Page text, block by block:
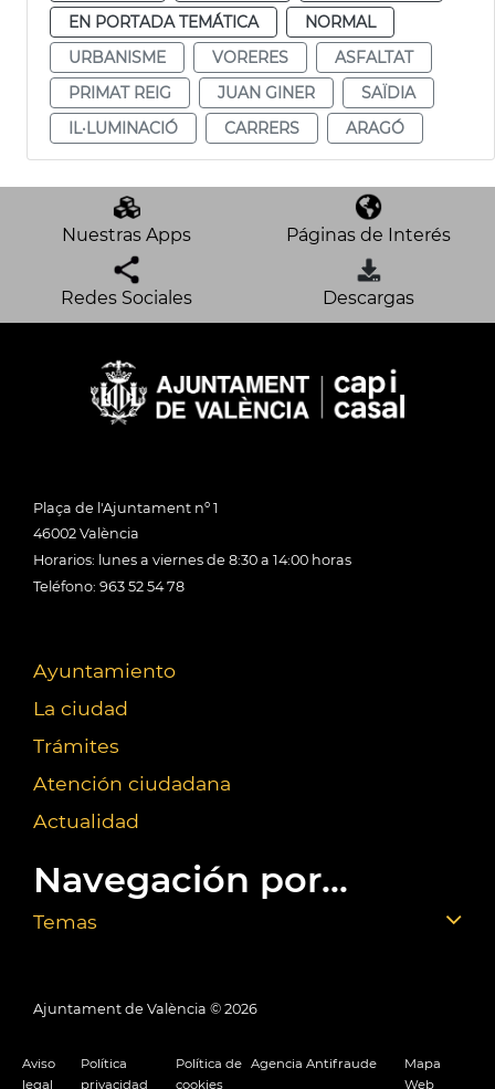
EN PORTADA TEMÁTICA
NORMAL
URBANISME
VORERES
ASFALTAT
PRIMAT REIG
JUAN GINER
SAÏDIA
IL·LUMINACIÓ
CARRERS ARAGÓ
Nuestras Apps Páginas de Interés
Redes Sociales Descargas
Plaça de l'Ajuntament nº 1
46002 València
Horarios: lunes a viernes de 8:30 a 14:00 horas
Teléfono: 963 52 54 78
Ayuntamiento
La ciudad
Trámites
Atención ciudadana
Actualidad
Navegación por...
Temas
Ajuntament de València © 2026
Aviso
legal
Política
privacidad
Política de
cookies
Agencia Antifraude
Mapa
Web